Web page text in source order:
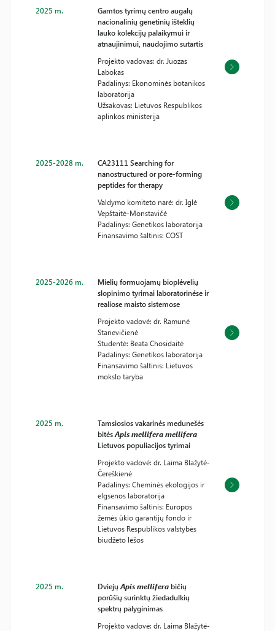
2025 m.
Gamtos tyrimų centro augalų
nacionalinių genetinių išteklių
lauko kolekcijų palaikymui ir
atnaujinimui, naudojimo sutartis
Projekto vadovas: dr. Juozas
Labokas
Padalinys: Ekonominės botanikos
laboratorija
Užsakovas: Lietuvos Respublikos
aplinkos ministerija
2025-2028 m.
CA23111 Searching for
nanostructured or pore-forming
peptides for therapy
Valdymo komiteto narė: dr. Iglė
Vepštaitė-Monstavičė
Padalinys: Genetikos laboratorija
Finansavimo šaltinis: COST
2025-2026 m.
Mielių formuojamų bioplėvelių
slopinimo tyrimai laboratorinėse ir
realiose maisto sistemose
Projekto vadovė: dr. Ramunė
Stanevičienė
Studentė: Beata Chosidaitė
Padalinys: Genetikos laboratorija
Finansavimo šaltinis: Lietuvos
mokslo taryba
2025 m.
Tamsiosios vakarinės medunešės
bitėsApis mellifera mellifera
Lietuvos populiacijos tyrimai
Projekto vadovė: dr. Laima Blažytė-
Čereškienė
Padalinys: Cheminės ekologijos ir
elgsenos laboratorija
Finansavimo šaltinis: Europos
žemės ūkio garantijų fondo ir
Lietuvos Respublikos valstybės
biudžeto lėšos
2025 m. DviejųApis melliferabičių
porūšių surinktų žiedadulkių
spektrų palyginimas
Projekto vadovė: dr. Laima Blažytė-